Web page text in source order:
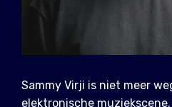
Sammy Virji is niet meer
elektronische